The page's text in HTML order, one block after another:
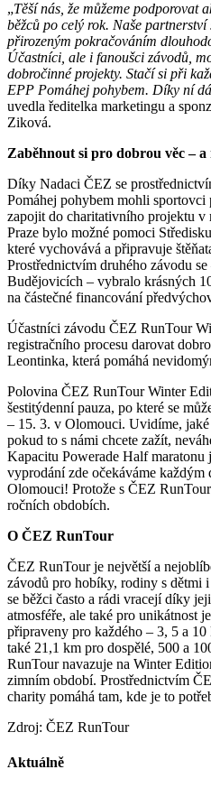
„Těší nás, že můžeme podporovat
běžců po celý rok. Naše
přirozeným pokračováním
Účastníci, ale i fanoušci závodů,
dobročinné projekty. Stačí si při
EPP Pomáhej pohybem. Díky ní
uvedla ředitelka marketingu a
Ziková.
Zaběhnout si pro dobrou věc –
Díky Nadaci ČEZ se
Pomáhej pohybem mohli
zapojit do charitativního projektu
Praze bylo možné pomoci
které vychovává a připravuje
Prostřednictvím druhého závodu
Budějovicích – vybralo krásných
na částečné financování
Účastníci závodu ČEZ RunTour
registračního procesu darovat
Leontinka, která pomáhá
Polovina ČEZ RunTour Winter
šestitýdenní pauza, po které se
– 15. 3. v Olomouci. Uvidíme,
pokud to s námi chcete zažít,
Kapacitu Powerade Half maratonu
vyprodání zde očekáváme každým
Olomouci! Protože s ČEZ
ročních obdobích.
O ČEZ RunTour
ČEZ RunTour je největší a
závodů pro hobíky, rodiny s dětmi
se běžci často a rádi vracejí díky
atmosféře, ale také pro unikátnost
připraveny pro každého – 3, 5 a
také 21,1 km pro dospělé, 500 a
RunTour navazuje na Winter
zimním období. Prostřednictvím
charity pomáhá tam, kde je to
Zdroj: ČEZ RunTour
Aktuálně